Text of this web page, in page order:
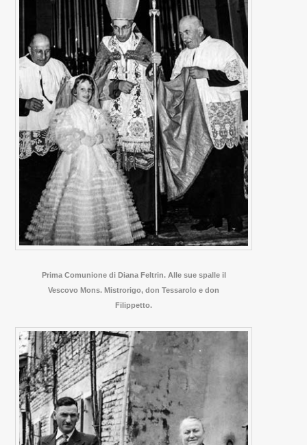
Prima Comunione di Diana Feltrin. Alle sue spalle il
Vescovo Mons. Mistrorigo, don Tessarolo e don
Filippetto.